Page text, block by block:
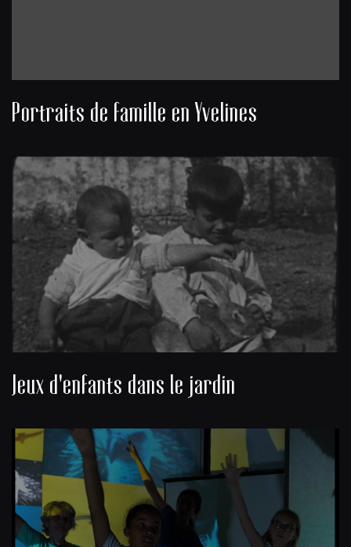
Portraits de famille en Yvelines
Jeux d'enfants dans le jardin